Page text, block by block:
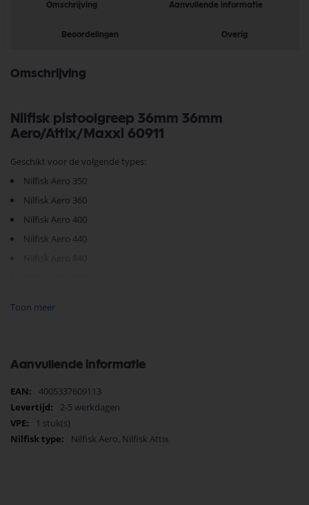
Omschrijving Aanvullende informatie
Beoordelingen Overig
Omschrijving
Nilfisk pistoolgreep 36mm 36mm
Aero/Attix/Maxxi 60911
Geschikt voor de volgende types:
Nilfisk Aero 350
Nilfisk Aero 360
Nilfisk Aero 400
Nilfisk Aero 440
Nilfisk Onderdelen
Nilfisk pistoolgrepen
Nilfisk pistoolgrepen en onderdelen
Nilfisk Nat-Droogzuigers onderdelen
Pistoolgreep
Toon meer
Aanvullende informatie
Meer
informatie
4005337609113
2-5 werkdagen
1 stuk(s)
Nilfisk Aero, Nilfisk Attix